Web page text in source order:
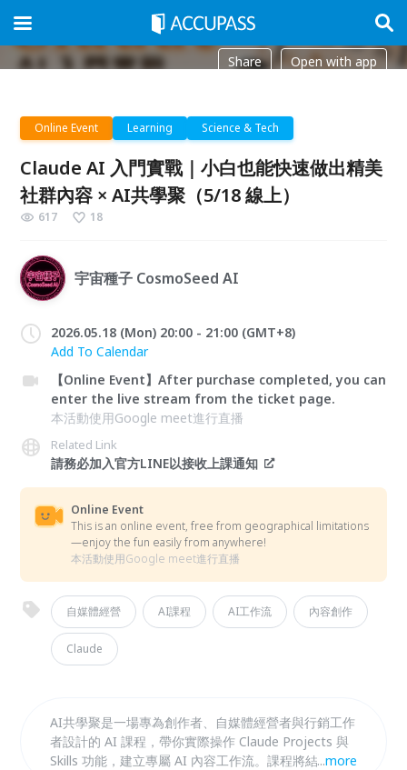
Share Open with app
Online Event Learning Science & Tech
Claude AI 入門實戰｜小白也能快速做出精美
社群內容 × AI共學聚（5/18 線上）
617 18
宇宙種子 CosmoSeed AI
2026.05.18 (Mon) 20:00 - 21:00 (GMT+8)
Add To Calendar
【Online Event】After purchase completed, you can
enter the live stream from the ticket page.
本活動使用Google meet進行直播
Related Link
請務必加入官方LINE以接收上課通知
Online Event
This is an online event, free from geographical limitations
—enjoy the fun easily from anywhere!
本活動使用Google meet進行直播
自媒體經營 AI課程 AI工作流 內容創作
Claude
AI共學聚是一場專為創作者、自媒體經營者與行銷工作
者設計的 AI 課程，帶你實際操作 Claude Projects 與
Skills 功能，建立專屬 AI 內容工作流。課程將結合 AI
...more